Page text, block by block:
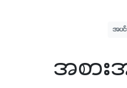
အပ
အစာ